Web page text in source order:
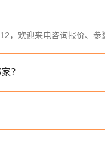
，欢迎来电咨询报价、参
？